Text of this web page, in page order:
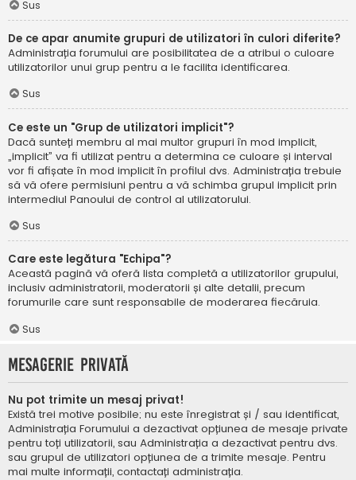
Sus
De ce apar anumite grupuri de utilizatori în culori diferite?
Administrația forumului are posibilitatea de a atribui o culoare
utilizatorilor unui grup pentru a le facilita identificarea.
Sus
Ce este un "Grup de utilizatori implicit"?
Dacă sunteți membru al mai multor grupuri în mod implicit,
„implicit” va fi utilizat pentru a determina ce culoare și interval
vor fi afișate în mod implicit în profilul dvs. Administrația trebuie
să vă ofere permisiuni pentru a vă schimba grupul implicit prin
intermediul Panoului de control al utilizatorului.
Sus
Care este legătura "Echipa"?
Această pagină vă oferă lista completă a utilizatorilor grupului,
inclusiv administratorii, moderatorii și alte detalii, precum
forumurile care sunt responsabile de moderarea fiecăruia.
Sus
Mesagerie privată
Nu pot trimite un mesaj privat!
Există trei motive posibile; nu este înregistrat și / sau identificat,
Administrația Forumului a dezactivat opțiunea de mesaje private
pentru toți utilizatorii, sau Administrația a dezactivat pentru dvs.
sau grupul de utilizatori opțiunea de a trimite mesaje. Pentru
mai multe informații, contactați administrația.